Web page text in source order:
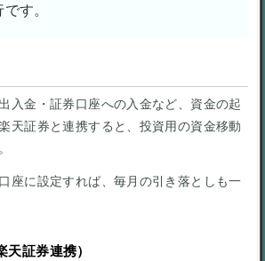
す。
入金・証券口座への入金など、資金の起
天証券と連携すると、投資用の資金移動
座に設定すれば、毎月の引き落としも一
天証券連携）